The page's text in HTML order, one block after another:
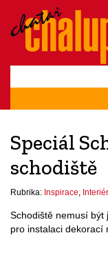
Speciál
schodiště
Rubrika: Inspirace Interiér
Schodiště nemusí být
pro instalaci dekorací